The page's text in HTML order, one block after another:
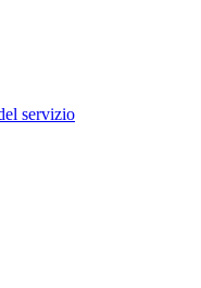
servizio